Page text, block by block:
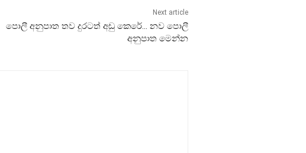
Next article
පොලී අනුපාත තව දුරටත් අඩු කෙරේ… නව පොලී
අනුපාත මෙන්න